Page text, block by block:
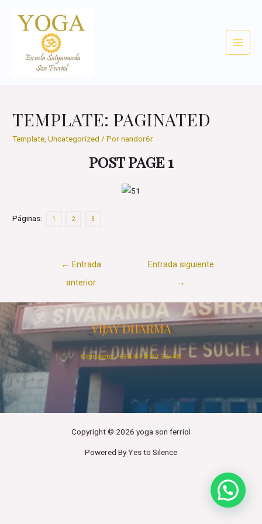
Main
TEMPLATE: PAGINATED
Template,Uncategorized / Pornandor6r
POST PAGE 1
Páginas: 1 2 3
← Entrada
anterior
Entrada siguiente
→
VIJAY DHARMA
Contacto: +34 678 02 36 48
Copyright © 2026 yoga son ferriol
Powered By Yes to Silence